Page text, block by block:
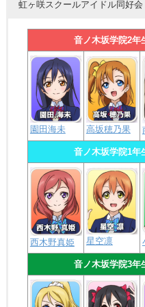
虹ヶ咲スクールアイドル同好会
音ノ木坂学院2年
園田海未 高坂穂乃果
音ノ木坂学院1年
西木野真姫 星空凛
音ノ木坂学院3年